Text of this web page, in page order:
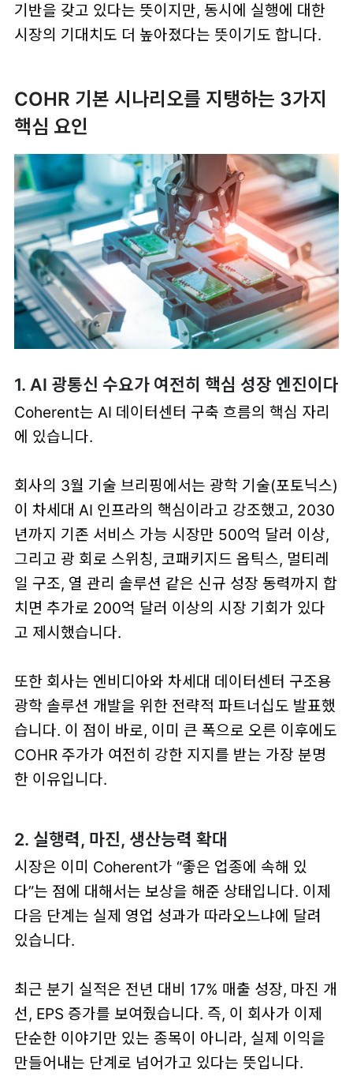
기반을 갖고 있다는 뜻이지만, 동시에 실행에 대한
시장의 기대치도 더 높아졌다는 뜻이기도 합니다.
COHR 기본 시나리오를 지탱하는 3가지
핵심 요인
1. AI 광통신 수요가 여전히 핵심 성장 엔진이다
Coherent는 AI 데이터센터 구축 흐름의 핵심 자리
에 있습니다.
회사의 3월 기술 브리핑에서는 광학 기술(포토닉스)
이 차세대 AI 인프라의 핵심이라고 강조했고, 2030
년까지 기존 서비스 가능 시장만 500억 달러 이상,
그리고 광 회로 스위칭 , 코패키지드 옵틱스, 멀티레
일 구조, 열 관리 솔루션 같은 신규 성장 동력까지 합
치면 추가로 200억 달러 이상의 시장 기회가 있다
고 제시했습니다.
또한 회사는 엔비디아와 차세대 데이터센터 구조용
광학 솔루션 개발을 위한 전략적 파트너십도 발표했
습니다. 이 점이 바로, 이미 큰 폭으로 오른 이후에도
COHR 주가가 여전히 강한 지지를 받는 가장 분명
한 이유입니다.
2. 실행력, 마진, 생산능력 확대
시장은 이미 Coherent가 “좋은 업종에 속해 있
다”는 점에 대해서는 보상을 해준 상태입니다. 이제
다음 단계는 실제 영업 성과가 따라오느냐에 달려
있습니다.
최근 분기 실적은 전년 대비 17% 매출 성장, 마진 개
선, EPS 증가를 보여줬습니다. 즉, 이 회사가 이제
단순한 이야기만 있는 종목이 아니라, 실제 이익을
만들어내는 단계로 넘어가고 있다는 뜻입니다.